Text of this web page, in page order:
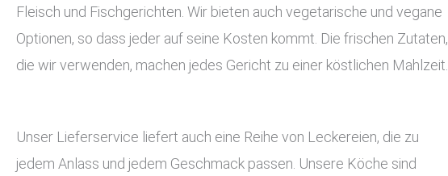
Fleisch und Fischgerichten. Wir bieten auch vegetarische und vegane
Optionen, so dass jeder auf seine Kosten kommt. Die frischen Zutaten,
die wir verwenden, machen jedes Gericht zu einer köstlichen Mahlzeit.
Unser Lieferservice liefert auch eine Reihe von Leckereien, die zu
jedem Anlass und jedem Geschmack passen. Unsere Köche sind